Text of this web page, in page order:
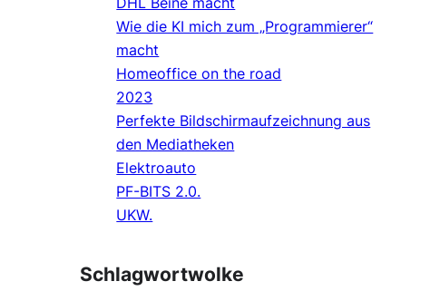
DHL Beine macht
Wie die KI mich zum „Programmierer“
macht
Homeoffice on the road
2023
Perfekte Bildschirmaufzeichnung aus
den Mediatheken
Elektroauto
PF-BITS 2.0.
UKW.
Schlagwortwolke